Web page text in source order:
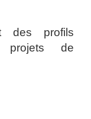
des profils
de